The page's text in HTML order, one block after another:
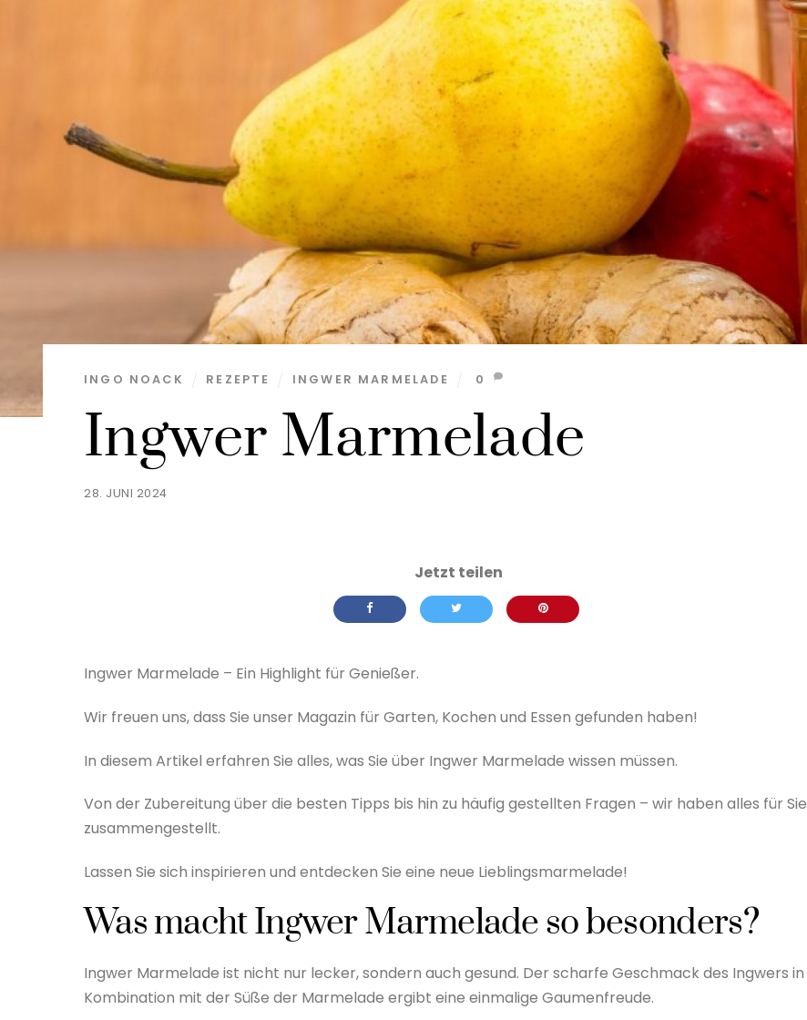
28. JUNI 2024
Ingwer Marmelade
INGO NOACK REZEPTE INGWER MARMELADE 0
Ingwer Marmelade – Ein Highlight für Genießer.
Wir freuen uns, dass Sie unser Magazin für Garten, Kochen und Essen gefunden haben!
In diesem Artikel erfahren Sie alles, was Sie über Ingwer Marmelade wissen müssen.
Von der Zubereitung über die besten Tipps bis hin zu häufig gestellten Fragen – wir haben alles für Sie
zusammengestellt.
Lassen Sie sich inspirieren und entdecken Sie eine neue Lieblingsmarmelade!
Was macht Ingwer Marmelade so besonders?
Ingwer Marmelade ist nicht nur lecker, sondern auch gesund. Der scharfe Geschmack des Ingwers in
Kombination mit der Süße der Marmelade ergibt eine einmalige Gaumenfreude.